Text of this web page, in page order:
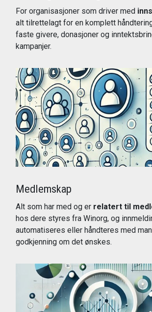
For organisasjoner som driver med
alt tilrettelagt for en komplett
faste givere, donasjoner og
kampanjer.
Medlemskap
Alt som har med og er relatert til
hos dere styres fra Winorg, og
automatiseres eller håndteres med
godkjenning om det ønskes.